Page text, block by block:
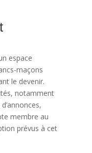
espace
maçons
le devenir.
notamment
membre au
prévus à cet